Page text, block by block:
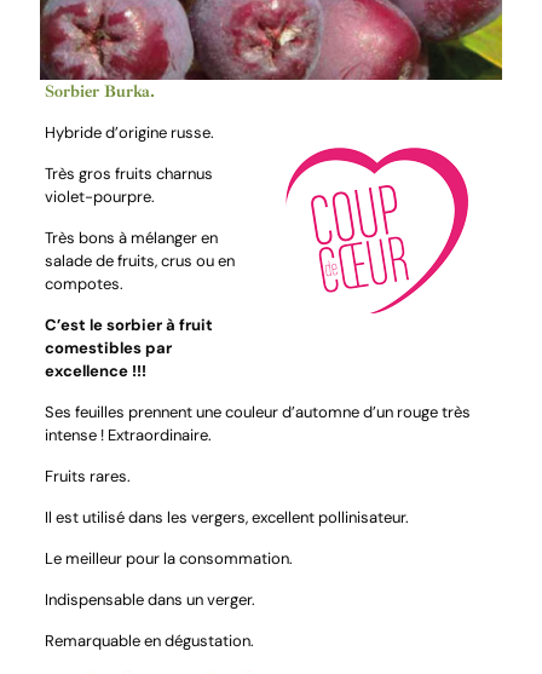
Sorbier Burka.
Hybride d’origine russe.
Très gros fruits charnus
violet-pourpre.
Très bons à mélanger en
salade de fruits, crus ou en
compotes.
C’est le sorbier à fruit
comestibles par
excellence !!!
Ses feuilles prennent une couleur d’automne d’un rouge très
intense ! Extraordinaire.
Fruits rares.
Il est utilisé dans les vergers, excellent pollinisateur.
Le meilleur pour la consommation.
Indispensable dans un verger.
Remarquable en dégustation.